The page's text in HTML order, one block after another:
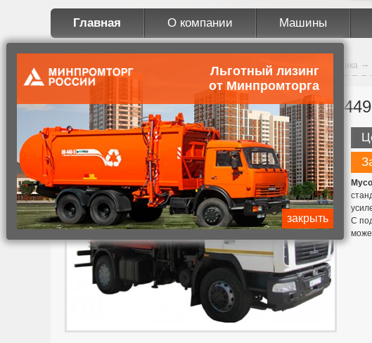
Главная О компании Машины
Главная Каталог коммунальной техники Коммунальная техника
Мусоровоз с боковой загрузкой КО-
С
Льготный лизинг
от Минпромторга
закрыть